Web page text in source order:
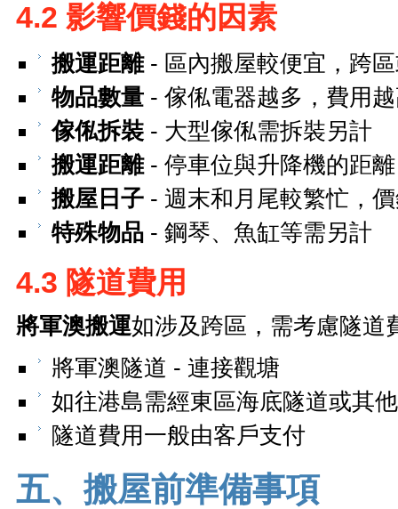
4.2 影響價錢的因素
搬運距離- 區內搬屋較便宜，跨
物品數量 - 傢俬電器越多，費用
傢俬拆裝 - 大型傢俬需拆裝另計
搬運距離- 停車位與升降機的距離
搬屋日子 - 週末和月尾較繁忙，
特殊物品 - 鋼琴、魚缸等需另計
4.3 隧道費用
將軍澳搬運如涉及跨區，需考慮隧道
將軍澳隧道 - 連接觀塘
如往港島需經東區海底隧道或其
隧道費用一般由客戶支付
五、搬屋前準備事項